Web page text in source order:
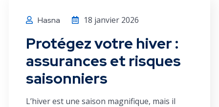
Hasna 18 janvier 2026
Protégez votre hiver :
assurances et risques
saisonniers
L’hiver est une saison magnifique, mais il